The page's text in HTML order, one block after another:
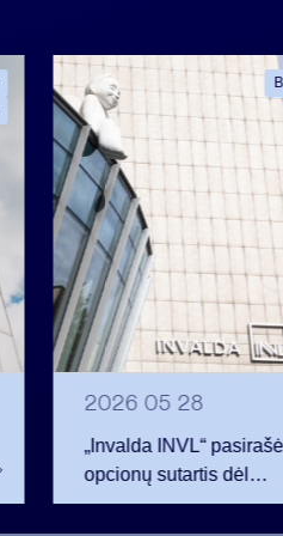
2026 05 28
„Invalda INVL“ pasirašė
opcionų sutartis dėl
beveik 68 tūkst.
bendrovės akcijų